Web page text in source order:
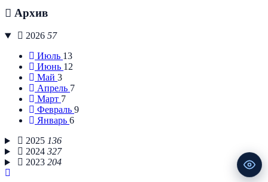
Архив
2026 57
Июль 13
Июнь 12
Май 3
Апрель 7
Март 7
Февраль 9
Январь 6
2025 136
2024 327
2023 204